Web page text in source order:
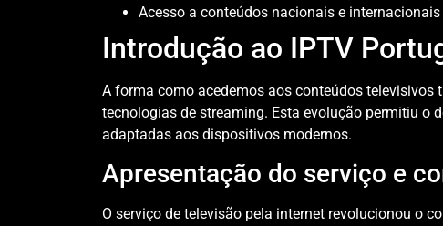
Acesso a conteúdos nacionais e internacionais
Introdução ao IPTV
A forma como acedemos aos conteúdos
tecnologias de streaming. Esta evolução permitiu o
adaptadas aos dispositivos modernos.
Apresentação do serviço e
O serviço de televisão pela internet revolucionou o